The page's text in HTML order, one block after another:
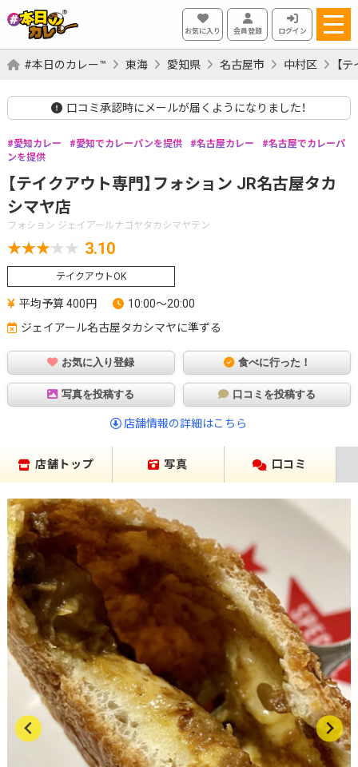
お気に入り 会員登録 ログイン
#本日のカレー™ 東海 愛知県 名古屋市 中村区 【
口コミ承認時にメールが届くようになりました！
愛知カレー 愛知でカレーパンを提供 名古屋カレー
名古屋でカレーパ
ンを提供
【テイクアウト専門】フォション JR名古屋タカ
シマヤ店
フォション ジェイアールナゴヤタカシマヤテン
3.10
テイクアウトOK
平均予算 400円
10:00～20:00
ジェイアール名古屋タカシマヤに準ずる
お気に入り登録 食べに行った！
写真を投稿する 口コミを投稿する
店舗情報の詳細はこちら
店舗トップ 写真 口コミ